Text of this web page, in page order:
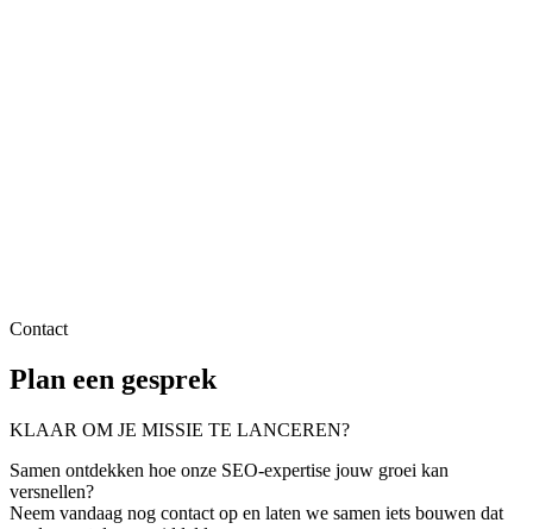
Contact
Plan een gesprek
KLAAR OM JE MISSIE TE LANCEREN?
Samen ontdekken hoe onze SEO-expertise jouw groei kan
versnellen?
Neem vandaag nog contact op en laten we samen iets bouwen dat